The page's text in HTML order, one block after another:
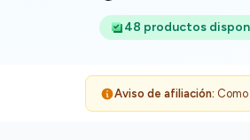
48 productos
Aviso de afiliación: